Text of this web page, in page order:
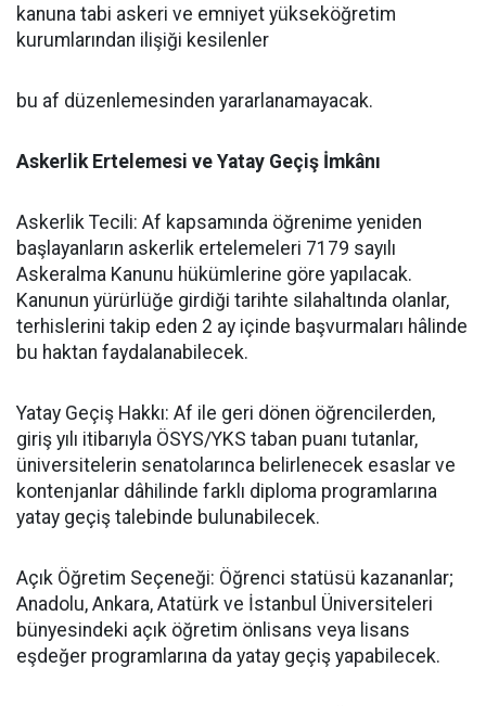
kanuna tabi askeri ve emniyet yükseköğretim
kurumlarından ilişiği kesilenler
​bu af düzenlemesinden yararlanamayacak.
​Askerlik Ertelemesi ve Yatay Geçiş İmkânı
​Askerlik Tecili: Af kapsamında öğrenime yeniden
başlayanların askerlik ertelemeleri 7179 sayılı
Askeralma Kanunu hükümlerine göre yapılacak.
Kanunun yürürlüğe girdiği tarihte silahaltında olanlar,
terhislerini takip eden 2 ay içinde başvurmaları hâlinde
bu haktan faydalanabilecek.
​Yatay Geçiş Hakkı: Af ile geri dönen öğrencilerden,
giriş yılı itibarıyla ÖSYS/YKS taban puanı tutanlar,
üniversitelerin senatolarınca belirlenecek esaslar ve
kontenjanlar dâhilinde farklı diploma programlarına
yatay geçiş talebinde bulunabilecek.
​Açık Öğretim Seçeneği: Öğrenci statüsü kazananlar;
Anadolu, Ankara, Atatürk ve İstanbul Üniversiteleri
bünyesindeki açık öğretim önlisans veya lisans
eşdeğer programlarına da yatay geçiş yapabilecek.